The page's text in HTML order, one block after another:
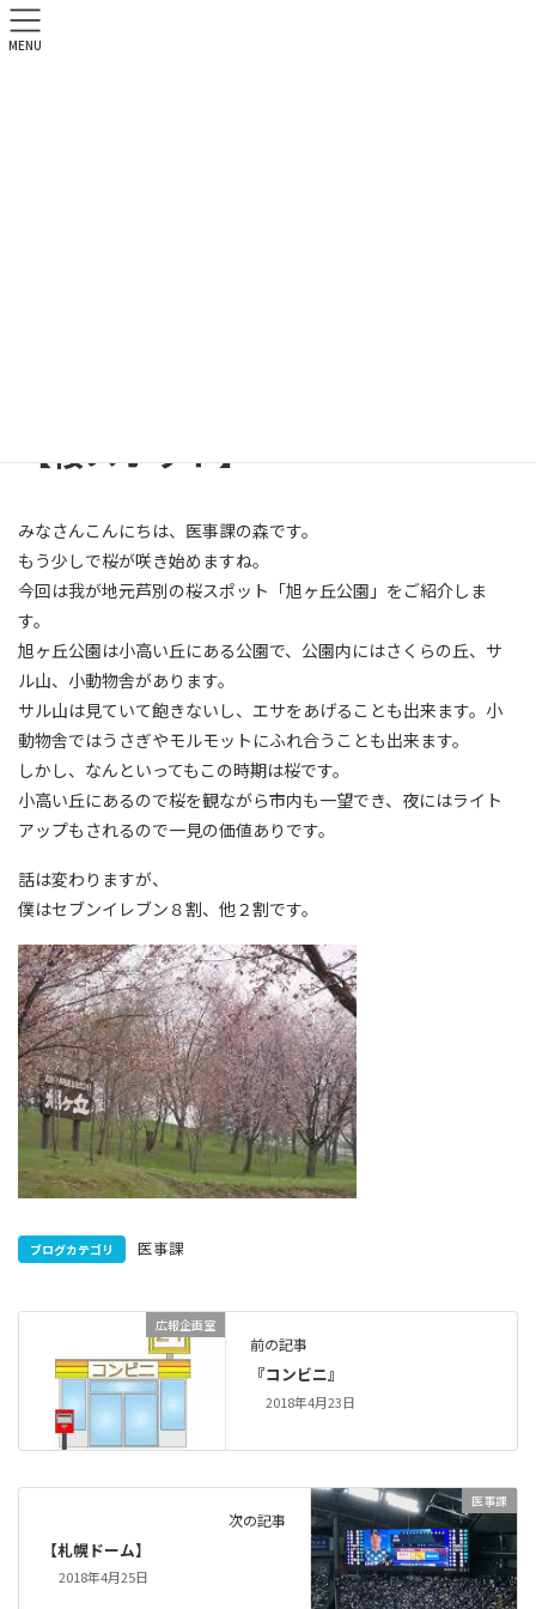
【桜スポット】
みなさんこんにちは、医事課の森です。
もう少しで桜が咲き始めますね。
今回は我が地元芦別の桜スポット「旭ヶ丘公園」をご紹介しま
す。
旭ヶ丘公園は小高い丘にある公園で、公園内にはさくらの丘、サ
ル山、小動物舎があります。
サル山は見ていて飽きないし、エサをあげることも出来ます。小
動物舎ではうさぎやモルモットにふれ合うことも出来ます。
しかし、なんといってもこの時期は桜です。
小高い丘にあるので桜を観ながら市内も一望でき、夜にはライト
アップもされるので一見の価値ありです。
話は変わりますが、
僕はセブンイレブン８割、他２割です。
ブログカテゴリ 医事課
広報企画室
前の記事
『コンビニ』
2018年4月23日
医事課
次の記事
【札幌ドーム】
2018年4月25日
MENU